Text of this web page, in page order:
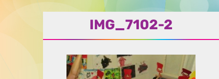
לתוכן
IMG_7102-2